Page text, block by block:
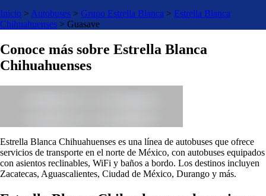
Inicio > Autobuses > Grupo Estrella Blanca > Estrella Blanca
Chihuahuenses > Guasave
Conoce más sobre Estrella Blanca
Chihuahuenses
Estrella Blanca Chihuahuenses es una línea de autobuses que ofrece
servicios de transporte en el norte de México, con autobuses equipados
con asientos reclinables, WiFi y baños a bordo. Los destinos incluyen
Zacatecas, Aguascalientes, Ciudad de México, Durango y más.